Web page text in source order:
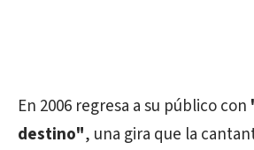
En 2006 regresa a su público con
destino", una gira que la